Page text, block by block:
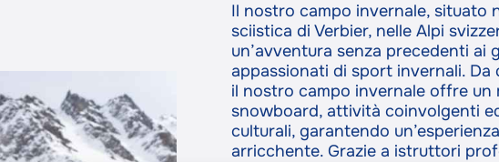
Il nostro campo invernale, situato
sciistica di Verbier, nelle Alpi
un’avventura senza precedenti ai
appassionati di sport invernali. Da
il nostro campo invernale offre un
snowboard, attività coinvolgenti
culturali, garantendo
arricchente. Grazie a istruttori